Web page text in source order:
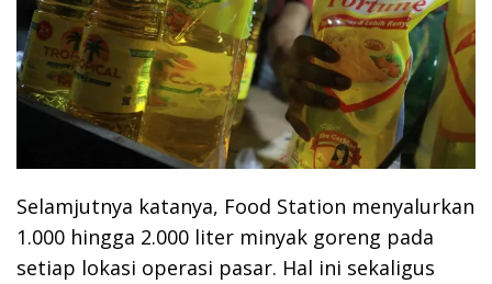
Selamjutnya katanya, Food Station menyalurkan
1.000 hingga 2.000 liter minyak goreng pada
setiap lokasi operasi pasar. Hal ini sekaligus